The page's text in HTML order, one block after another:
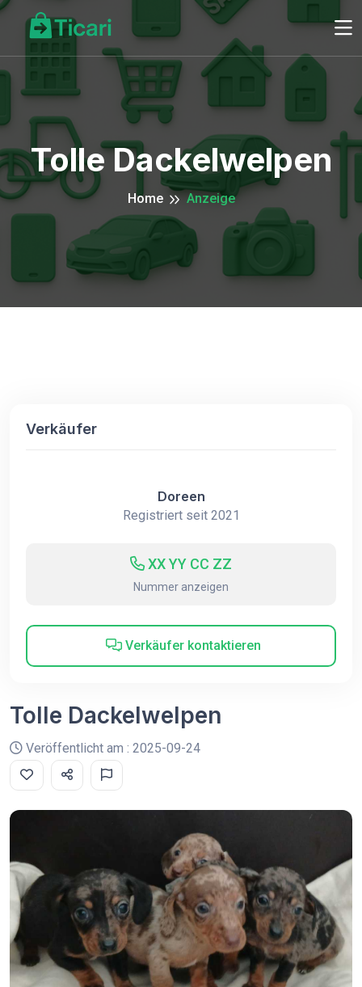
Tolle Dackelwelpen
Home Anzeige
Verkäufer
Doreen
Registriert seit 2021
XX YY CC ZZ
Nummer anzeigen
Verkäufer kontaktieren
Tolle Dackelwelpen
Veröffentlicht am : 2025-09-24